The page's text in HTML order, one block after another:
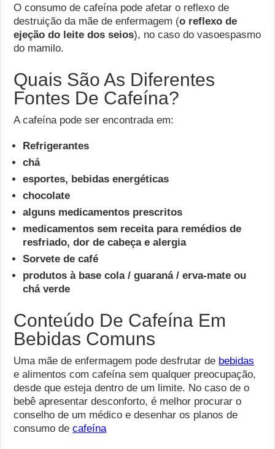
O consumo de cafeína pode afetar o reflexo de
destruição da mãe de enfermagem (o reflexo de
ejeção do leite dos seios), no caso do vasoespasmo
do mamilo.
Quais São As Diferentes
Fontes De Cafeína?
A cafeína pode ser encontrada em:
Refrigerantes
chá
esportes, bebidas energéticas
chocolate
alguns medicamentos prescritos
medicamentos sem receita para remédios de
resfriado, dor de cabeça e alergia
Sorvete de café
produtos à base cola / guaraná / erva-mate ou
chá verde
Conteúdo De Cafeína Em
Bebidas Comuns
Uma mãe de enfermagem pode desfrutar de bebidas
e alimentos com cafeína sem qualquer preocupação,
desde que esteja dentro de um limite. No caso de o
bebê apresentar desconforto, é melhor procurar o
conselho de um médico e desenhar os planos de
consumo decafeína